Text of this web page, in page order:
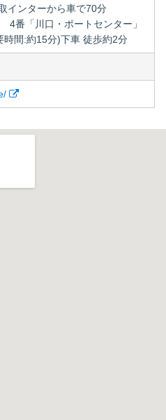
インターから車で70分
番「川口・ポートセンター」
間:約15分)下車 徒歩約2分